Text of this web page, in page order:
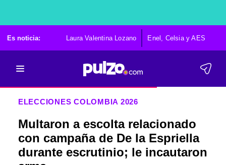
Es noticia: Laura Valentina Lozano Enel, Celsia y AES
ELECCIONES COLOMBIA 2026
Multaron a escolta relacionado
con campaña de De la Espriella
durante escrutinio; le incautaron